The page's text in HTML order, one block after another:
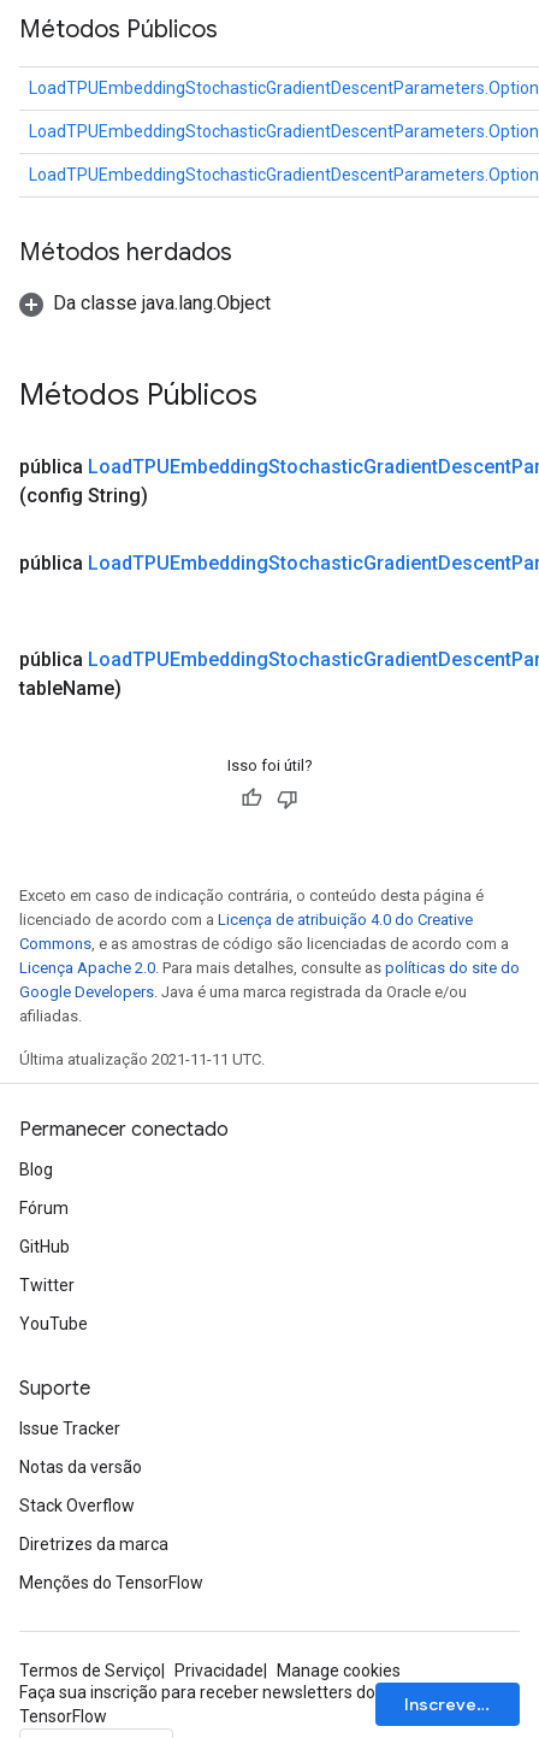
Métodos Públicos
Métodos herdados
Da classe java.lang.Object
Métodos Públicos
pública LoadTPUEmbeddingStochasticGradientDescent
(config String)
pública LoadTPUEmbeddingStochasticGradientDescent
pública LoadTPUEmbeddingStochasticGradientDescent
tableName)
Isso foi útil?
Exceto em caso de indicação contrária, o conteúdo desta página é
licenciado de acordo com a Licença de atribuição 4.0 do Creative
Commons , e as amostras de código são licenciadas de acordo com a
Licença Apache 2.0 . Para mais detalhes, consulte as políticas do site do
Google Developers . Java é uma marca registrada da Oracle e/ou
afiliadas.
Última atualização 2021-11-11 UTC.
Permanecer conectado
Blog
Fórum
GitHub
Twitter
YouTube
Suporte
Issue Tracker
Notas da versão
Stack Overflow
Diretrizes da marca
Menções do TensorFlow
Termos de Serviço Privacidade
Manage cookies
Faça sua inscrição para receber newsletters do
TensorFlow
Inscrever-se